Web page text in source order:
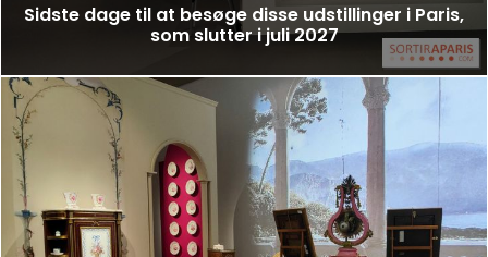
Sidste dage til at besøge disse udstillinger i Paris,
som slutter i juli 2027